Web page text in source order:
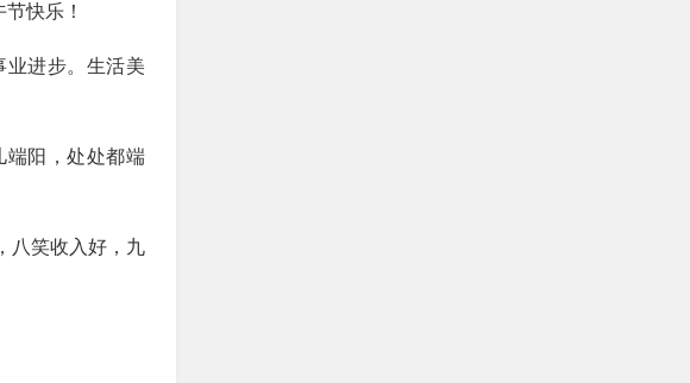
快乐！
进步。生活美
端阳，处处都端
八笑收入好，九